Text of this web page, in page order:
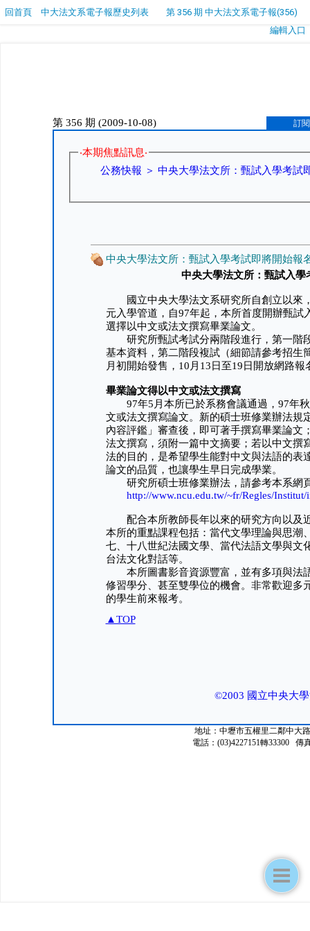
回首頁 中大法文系電子報歷史列表
第 356 期 中大法文系電子報(356)
編輯入口